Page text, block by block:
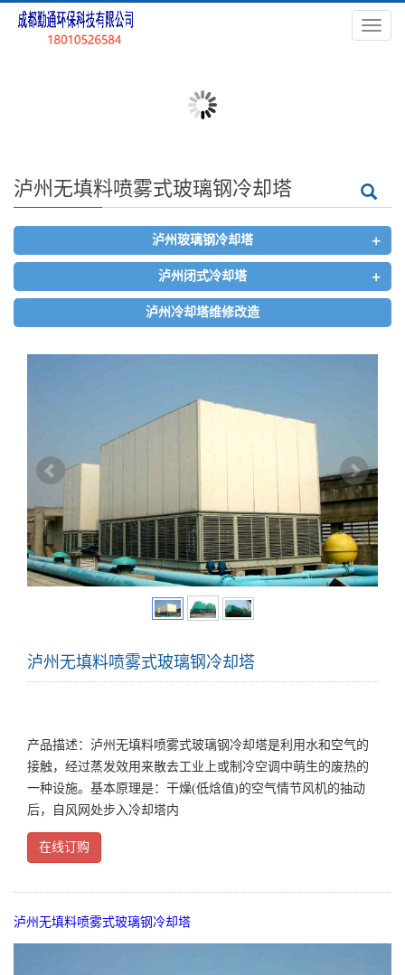
导
航
泸州无填料喷雾式玻璃钢冷却塔
泸州玻璃钢冷却塔 +
泸州闭式冷却塔 +
泸州冷却塔维修改造
泸州无填料喷雾式玻璃钢冷却塔
产品描述：泸州无填料喷雾式玻璃钢冷却塔是利用水和空气的
接触，经过蒸发效用来散去工业上或制冷空调中萌生的废热的
一种设施。基本原理是：干燥(低焓值)的空气情节风机的抽动
后，自风网处步入冷却塔内
在线订购
泸州无填料喷雾式玻璃钢冷却塔